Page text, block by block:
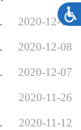
2020-12-10
态化
2020-12-08
召开
2020-12-07
活动
2020-11-26
2020-11-12
争